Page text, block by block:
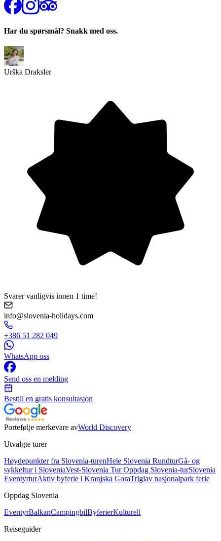
Har du spørsmål? Snakk med oss.
Urška Draksler
Svarer vanligvis innen 1 time!
info@slovenia-holidays.com
+386 51 282 049
WhatsApp oss
Send oss en melding
Bestill en gratis konsultasjon
Portefølje merkevare avWorld Discovery
Utvalgte turer
Høydepunkter fra Slovenia-turenHele Slovenia RundturGå- og
sykkeltur i SloveniaVest-Slovenia TurOppdag Slovenia-turSlovenia
EventyrturAktiv byferie i Kranjska GoraTriglav nasjonalpark ferie
Oppdag Slovenia
EventyrBalkanCampingbilByferierKulturell
Reiseguider